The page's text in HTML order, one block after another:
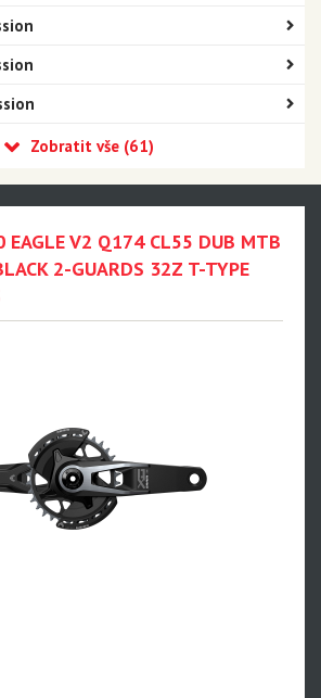
EAGLE V2 Q174 CL55 DUB MTB
2-GUARDS 32Z T-TYPE